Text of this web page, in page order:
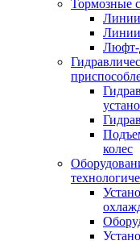
Тормозные
Линии
Люфт-
колес